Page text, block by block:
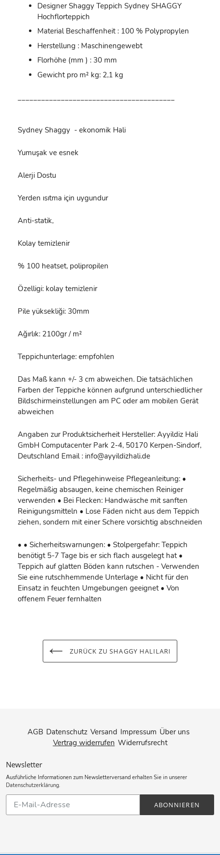
Designer Shaggy Teppich Sydney SHAGGY
Hochflorteppich
Material Beschaffenheit : 100 % Polypropylen
Herstellung : Maschinengewebt
Florhöhe (mm ) : 30 mm
Gewicht pro m² kg: 2,1 kg
Sydney Shaggy - ekonomik Hali
Yumuşak ve esnek
Alerji Dostu
Yerden ısıtma için uygundur
Anti-statik,
Kolay temizlenir
% 100 heatset, polipropilen
Özelligi: kolay temizlenir
Pile yüksekliği: 30mm
Ağırlık: 2100gr / m²
Teppichunterlage: empfohlen
Das Maß kann +/- 3 cm abweichen. Die tatsächlichen
Farben der Teppiche können aufgrund unterschiedlicher
Bildschirmeinstellungen am PC oder am mobilen Gerät
abweichen
Angaben zur Produktsicherheit Hersteller: Ayyildiz Hali
GmbH Computacenter Park 2-4, 50170 Kerpen-Sindorf,
Deutschland Email : info@ayyildizhali.de
Sicherheits- und Pflegehinweise Pflegeanleitung: •
Regelmäßig absaugen, keine chemischen Reiniger
verwenden • Bei Flecken: Handwäsche mit sanften
Reinigungsmitteln • Lose Fäden nicht aus dem Teppich
ziehen, sondern mit einer Schere vorsichtig abschneiden
• • Sicherheitswarnungen: • Stolpergefahr: Teppich
benötigt 5-7 Tage bis er sich flach ausgelegt hat •
Teppich auf glatten Böden kann rutschen - Verwenden
Sie eine rutschhemmende Unterlage • Nicht für den
Einsatz in feuchten Umgebungen geeignet • Von
offenem Feuer fernhalten
ZURÜCK ZU SHAGGY HALILARI
AGB Datenschutz Versand Impressum Über uns
Vertrag widerrufen Widerrufsrecht
Newsletter
Ausführliche Informationen zum Newsletterversand erhalten Sie in unserer
Datenschutzerklärung.
Abonnieren
unsere
ABONNIEREN